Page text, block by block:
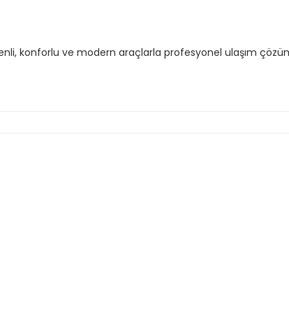
konforlu ve modern araçlarla profesyonel ulaşım